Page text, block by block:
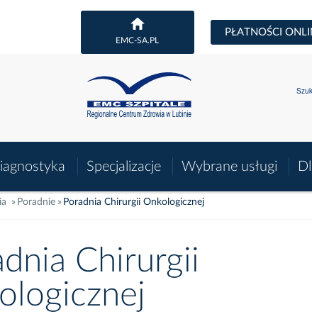
EMC-SA.PL
PŁATNOŚCI
Specjalizacje Wybrane usługi
Poradnie Poradnia Chirurgii Onkologicznej
Chirurgii